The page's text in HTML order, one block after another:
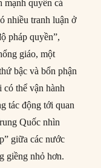
mạnh quyền cá
nhiều tranh luận ở
pháp quyền”,
giáo, một
bậc và bổn phận
có thể vận hành
tác động tới quan
Quốc nhìn
giữa các nước
giềng nhỏ hơn.